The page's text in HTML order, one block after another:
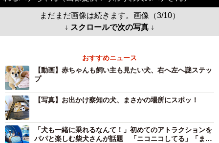
まだまだ画像は続きます。画像（3/10）
↓ スクロールで次の写真 ↓
おすすめニュース
【動画】赤ちゃんも飼い主も見たい犬、右へ左へ謎ステッ
プ
【写真】お出かけ察知の犬、まさかの場所にスポッ！
「犬も一緒に乗れるなんて！」初めてのアトラクションを
パパと楽しむ柴犬さんが話題 「ニコニコしてる」「まさ